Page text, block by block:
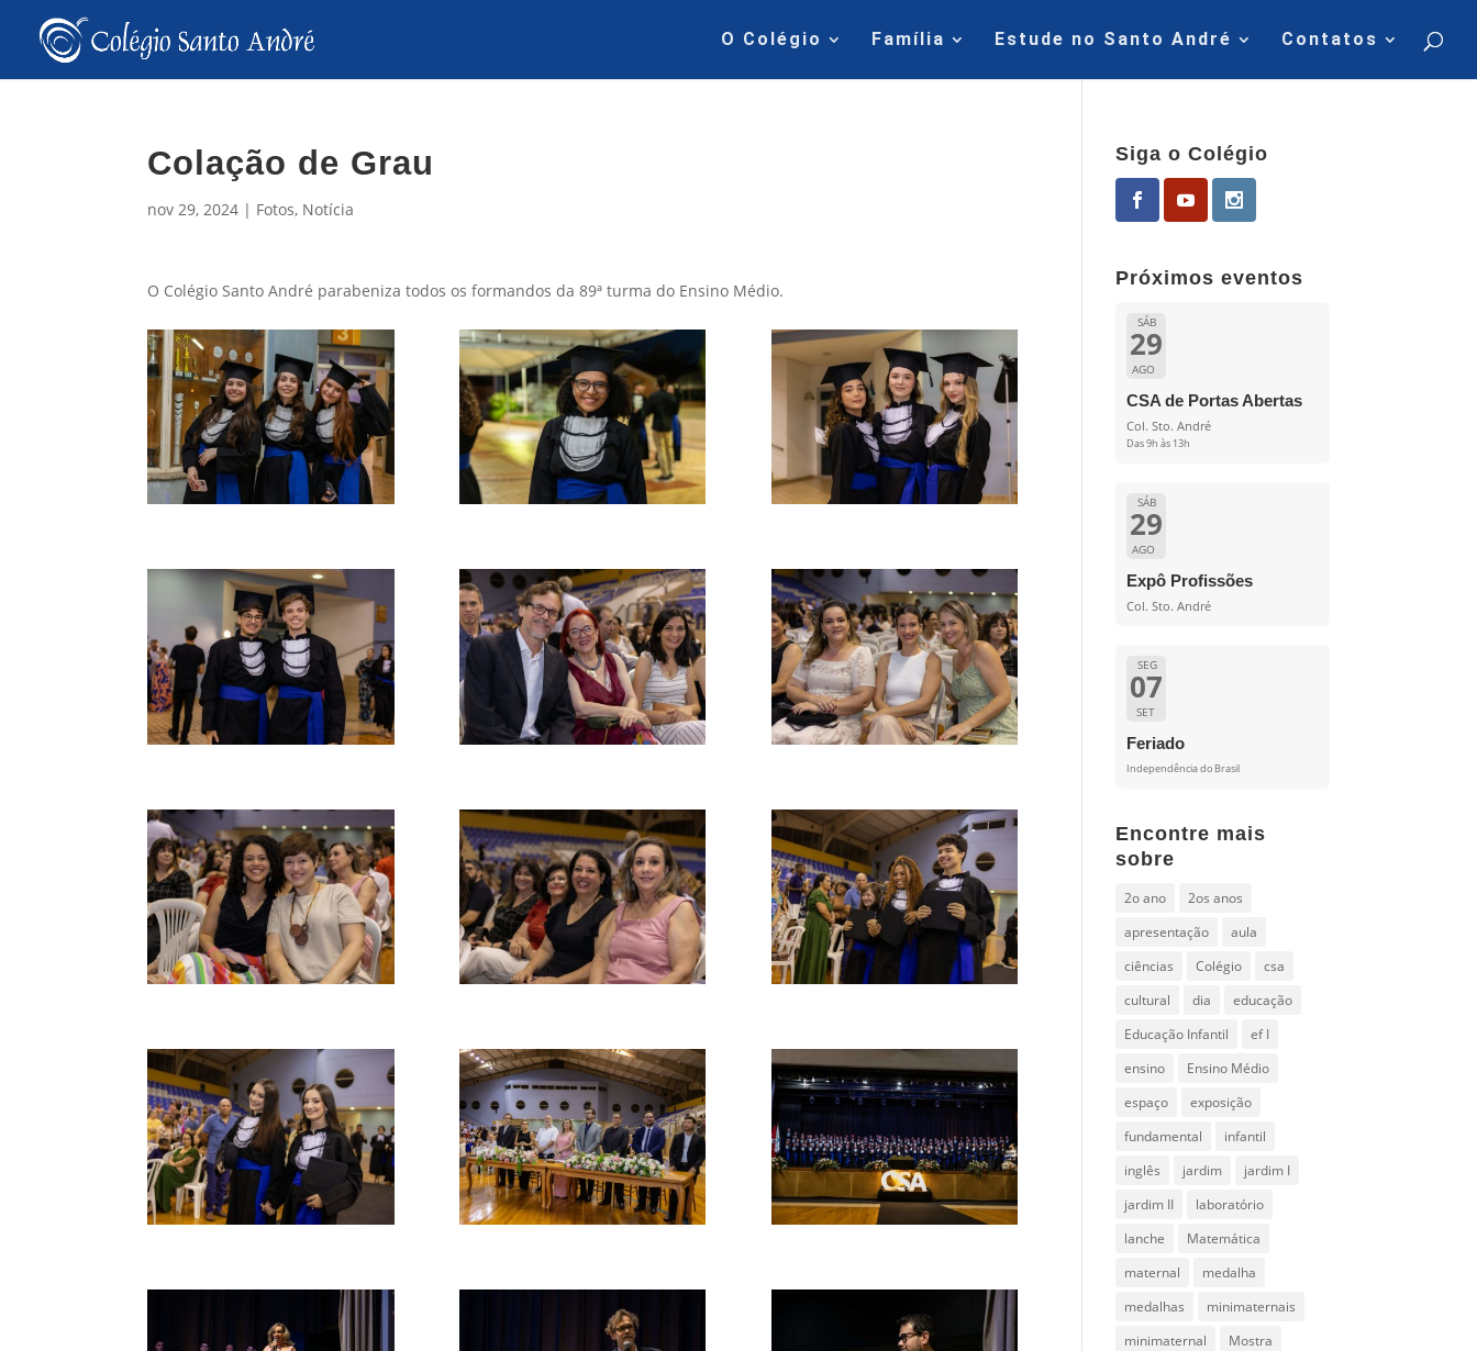
O Colégio Família Estude no Santo André Contatos
Colação de Grau
nov 29, 2024 | Fotos, Notícia
O Colégio Santo André parabeniza todos os formandos da 89ª turma do Ensino Médio.
Siga o Colégio
Próximos eventos
SÁB
29
AGO
CSA de Portas Abertas
Col. Sto. André
Das 9h às 13h
SÁB
29
AGO
Expô Profissões
Col. Sto. André
SEG
07
SET
Feriado
Independência do Brasil
Encontre mais
sobre
2o ano
2os anos
apresentação
aula
ciências
Colégio
csa
cultural
dia
educação
Educação Infantil
ef I
ensino
Ensino Médio
espaço
exposição
fundamental
infantil
inglês
jardim
jardim I
jardim II
laboratório
lanche
Matemática
maternal
medalha
medalhas
minimaternais
minimaternal
Mostra